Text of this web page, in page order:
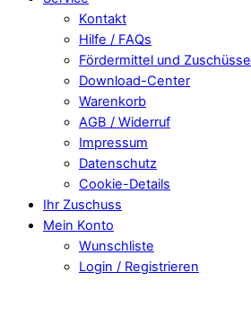
Kontakt
Hilfe / FAQs
Fördermittel und Zuschüsse
Download-Center
Warenkorb
AGB / Widerruf
Impressum
Datenschutz
Cookie-Details
Ihr Zuschuss
Mein Konto
Wunschliste
Login / Registrieren